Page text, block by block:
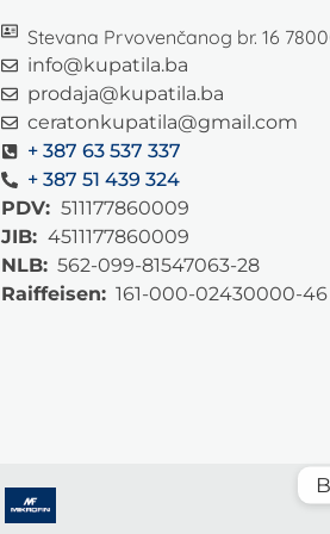
Stevana Prvovenčanog br. 16
info@kupatila.ba
prodaja@kupatila.ba
ceratonkupatila@gmail.com
+ 387 63 537 337
+ 387 51 439 324
PDV: 511177860009
JIB: 4511177860009
NLB:562-099-81547063-28
Raiffeisen:161-000-02430000-46